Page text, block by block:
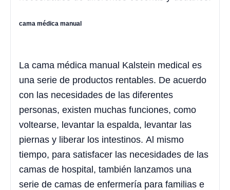
cama médica manual
La cama médica manual Kalstein medical es
una serie de productos rentables. De acuerdo
con las necesidades de las diferentes
personas, existen muchas funciones, como
voltearse, levantar la espalda, levantar las
piernas y liberar los intestinos. Al mismo
tiempo, para satisfacer las necesidades de las
camas de hospital, también lanzamos una
serie de camas de enfermería para familias e